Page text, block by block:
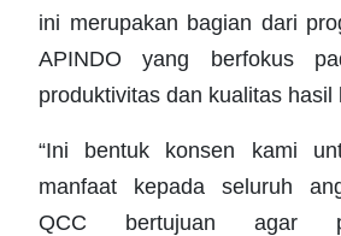
ini merupakan bagian dari
APINDO yang berfokus
produktivitas dan kualitas hasil
“Ini bentuk konsen kami
manfaat kepada seluruh
QCC bertujuan agar